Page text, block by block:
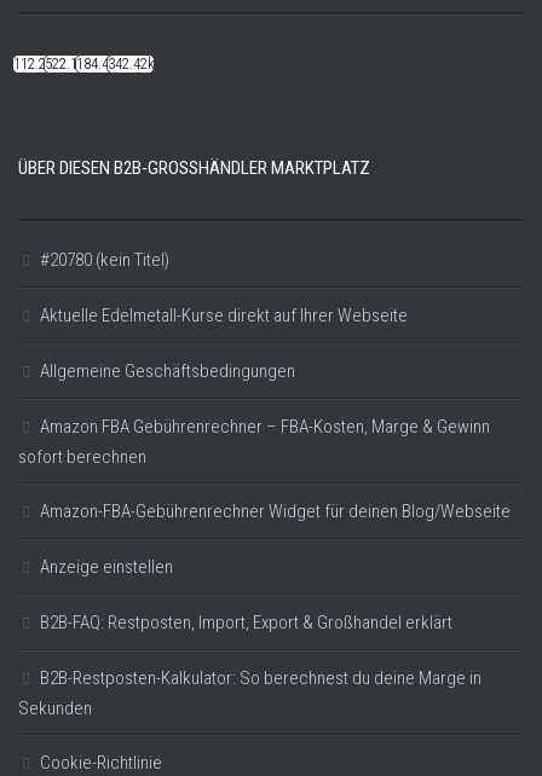
112.22k522.14k184.48k342.42k
ÜBER DIESEN B2B-GROSSHÄNDLER MARKTPLATZ
#20780 (kein Titel)
Aktuelle Edelmetall-Kurse direkt auf Ihrer Webseite
Allgemeine Geschäftsbedingungen
Amazon FBA Gebührenrechner – FBA-Kosten, Marge & Gewinn
sofort berechnen
Amazon-FBA-Gebührenrechner Widget für deinen Blog/Webseite
Anzeige einstellen
B2B-FAQ: Restposten, Import, Export & Großhandel erklärt
B2B-Restposten-Kalkulator: So berechnest du deine Marge in
Sekunden
Cookie-Richtlinie